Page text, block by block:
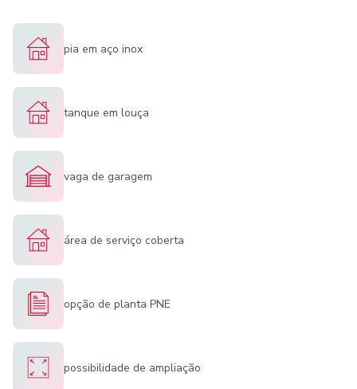
pia em aço inox
tanque em louça
vaga de garagem
área de serviço coberta
opção de planta PNE
possibilidade de ampliação